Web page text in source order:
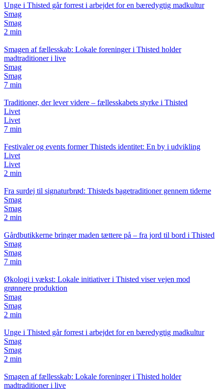
Unge i Thisted går forrest i arbejdet for en bæredygtig madkultur
Smag
Smag
2 min
Smagen af fællesskab: Lokale foreninger i Thisted holder
madtraditioner i live
Smag
Smag
7 min
Traditioner, der lever videre – fællesskabets styrke i Thisted
Livet
Livet
7 min
Festivaler og events former Thisteds identitet: En by i udvikling
Livet
Livet
2 min
Fra surdej til signaturbrød: Thisteds bagetraditioner gennem tiderne
Smag
Smag
2 min
Gårdbutikkerne bringer maden tættere på – fra jord til bord i Thisted
Smag
Smag
7 min
Økologi i vækst: Lokale initiativer i Thisted viser vejen mod
grønnere produktion
Smag
Smag
2 min
Unge i Thisted går forrest i arbejdet for en bæredygtig madkultur
Smag
Smag
2 min
Smagen af fællesskab: Lokale foreninger i Thisted holder
madtraditioner i live